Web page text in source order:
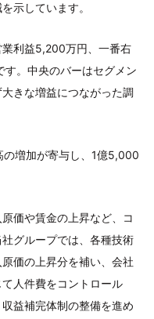
示しています。
利益5,200万円、一番右
。中央のバーはセグメン
きな増益につながった調
の増加が寄与し、1億5,000
価や賃金の上昇など、コ
グループでは、各種技術
価の上昇分を補い、会社
人件費をコントロール
益補完体制の整備を進め